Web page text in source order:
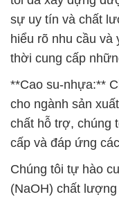
sự uy tín và chất
hiểu rõ nhu cầu và
thời cung cấp
**Cao su-nhựa:**
cho ngành sản
chất hỗ trợ, chúng
cấp và đáp ứng
Chúng tôi tự hào
(NaOH) chất